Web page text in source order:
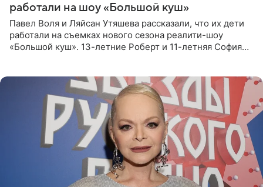
работали на шоу «Большой куш»
Павел Воля и Ляйсан Утяшева рассказали, что их дети
работали на съемках нового сезона реалити-шоу
«Большой куш». 13-летние Роберт и 11-летняя София